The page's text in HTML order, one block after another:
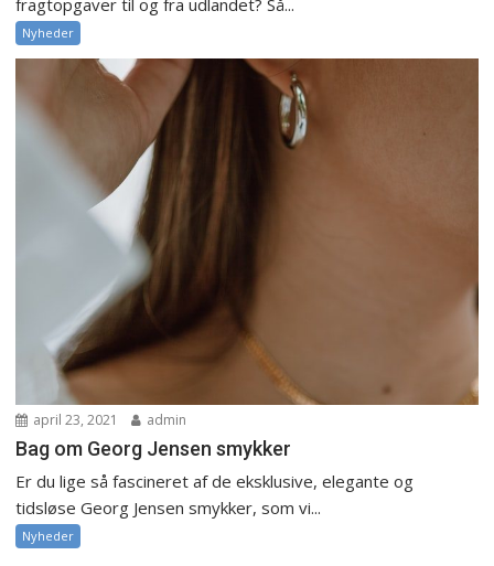
Nyheder
april 23, 2021 admin
Bag om Georg Jensen smykker
Er du lige så fascineret af de eksklusive, elegante og
tidsløse Georg Jensen smykker, som vi...
Nyheder